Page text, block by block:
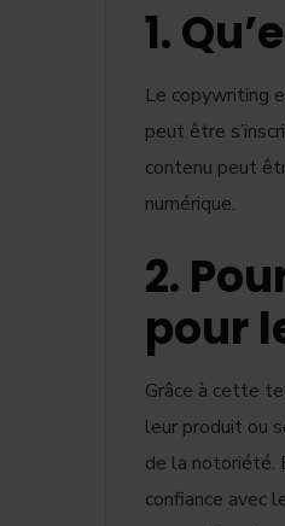
1.
Le copywriting
peut être
contenu peut
numérique.
2.
pour
Grâce à cette
leur produit ou
de la notoriété.
confiance avec